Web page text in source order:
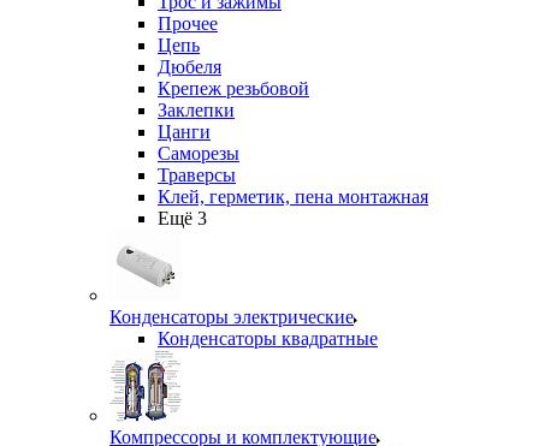
Прочее
Цепь
Дюбеля
Крепеж резьбовой
Заклепки
Цанги
Саморезы
Траверсы
Клей, герметик, пена монтажная
Ещё 3
Конденсаторы электрические
Конденсаторы квадратные
Компрессоры и комплектующие